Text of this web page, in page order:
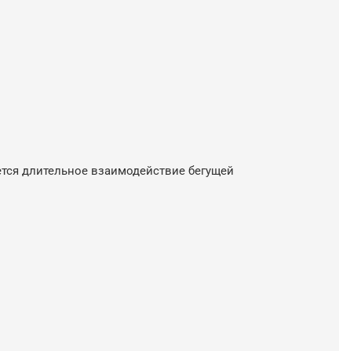
длительное взаимодействие бегущей